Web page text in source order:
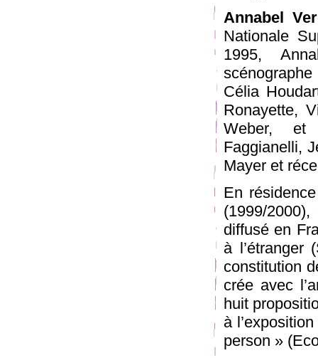
Annabel
Nationale
1995,
Célia
Ronayette,
Weber, et
Faggianelli,
Mayer et
En
(1999/
diffusé en
à l’étranger
constitution
crée avec
huit
à
person »